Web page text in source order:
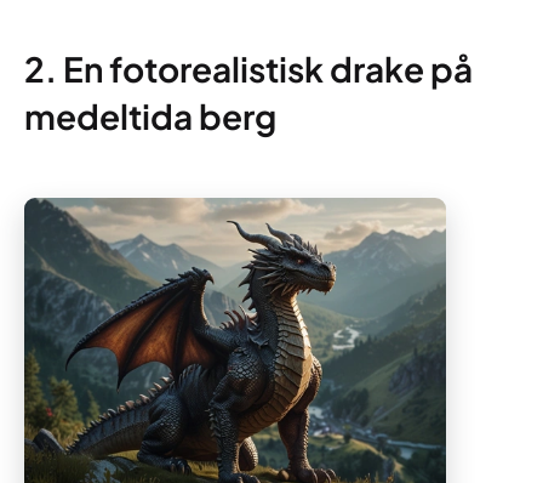
2. En fotorealistisk drake på
medeltida berg